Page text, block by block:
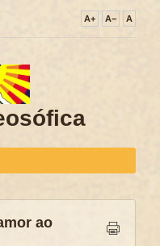
A+ A− A
ao